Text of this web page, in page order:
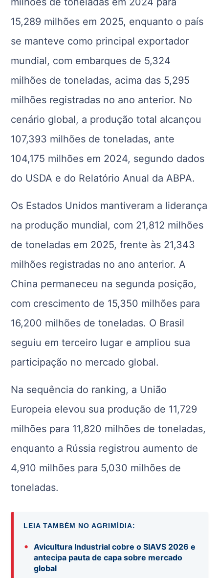
15,289 milhões em 2025, enquanto o país
se manteve como principal exportador
mundial, com embarques de 5,324
milhões de toneladas, acima das 5,295
milhões registradas no ano anterior. No
cenário global, a produção total alcançou
107,393 milhões de toneladas, ante
104,175 milhões em 2024, segundo dados
do USDA e do Relatório Anual da ABPA.
Os Estados Unidos mantiveram a liderança
na produção mundial, com 21,812 milhões
de toneladas em 2025, frente às 21,343
milhões registradas no ano anterior. A
China permaneceu na segunda posição,
com crescimento de 15,350 milhões para
16,200 milhões de toneladas. O Brasil
seguiu em terceiro lugar e ampliou sua
participação no mercado global.
Na sequência do ranking, a União
Europeia elevou sua produção de 11,729
milhões para 11,820 milhões de toneladas,
enquanto a Rússia registrou aumento de
4,910 milhões para 5,030 milhões de
toneladas.
LEIA TAMBÉM NO AGRIMÍDIA:
•
Avicultura Industrial cobre o SIAVS 2026 e
antecipa pauta de capa sobre mercado
global